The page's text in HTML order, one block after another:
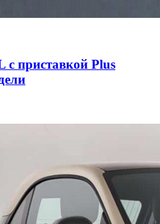
с приставкой Plus